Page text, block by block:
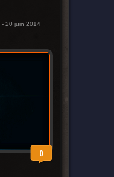
- 20 juin 2014
0